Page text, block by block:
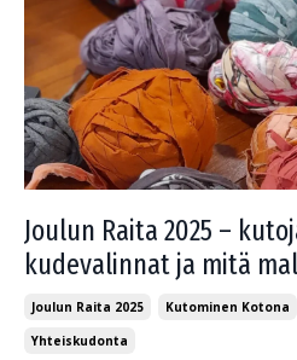
Joulun Raita 2025 –
kudevalinnat ja mitä
Joulun Raita 2025 Kutominen Kotona
Yhteiskudonta